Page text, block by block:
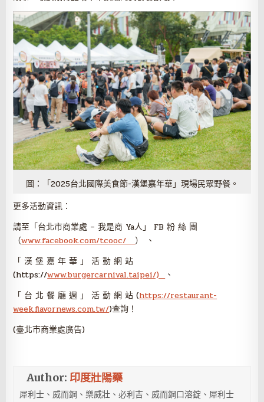
圖：「2025台北國際美食節-漢堡嘉年華」現場民眾野餐。
更多活動資訊：
請至「台北市商業處 – 我是商 Ya人」 FB 粉 絲 團
（www.facebook.com/tcooc/） 、
「 漢 堡 嘉 年 華 」 活 動 網 站
(https://www.burgercarnival.taipei/)
、
「 台 北 餐 廳 週 」 活 動 網 站 (https://restaurant-
week.flavornews.com.tw/)查詢！
(臺北市商業處廣告)
Author: 印度壯陽藥
犀利士、威而鋼、樂威壯、必利吉、威而鋼口溶錠、犀利士